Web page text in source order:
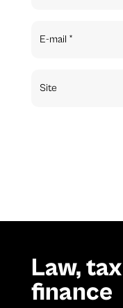
Law,
finance